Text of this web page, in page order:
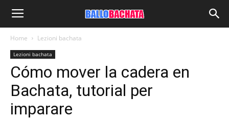
Home Lezioni bachata
Lezioni bachata
Cómo mover la cadera en
Bachata, tutorial per
imparare